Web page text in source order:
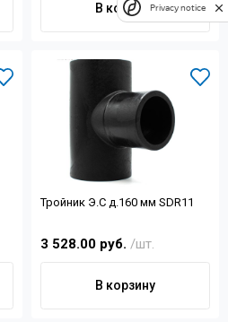
В корзину
Тройник Э.С д.160 мм SDR11
3 528.00 руб. /шт.
В корзину
Privacy notice